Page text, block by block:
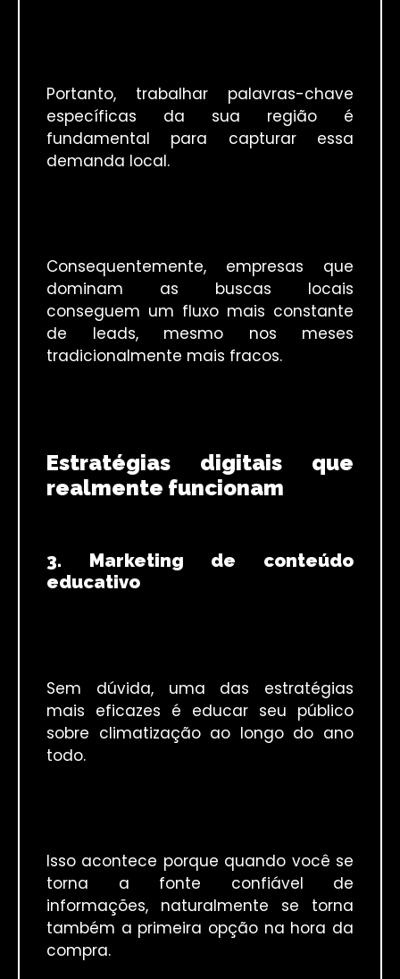
Portanto, trabalhar palavras-chave
específicas da sua região é
fundamental para capturar essa
demanda local.
Consequentemente, empresas que
dominam as buscas locais
conseguem um fluxo mais constante
de leads, mesmo nos meses
tradicionalmente mais fracos.
Estratégias digitais que
realmente funcionam
3. Marketing de conteúdo
educativo
Sem dúvida, uma das estratégias
mais eficazes é educar seu público
sobre climatização ao longo do ano
todo.
Isso acontece porque quando você se
torna a fonte confiável de
informações, naturalmente se torna
também a primeira opção na hora da
compra.